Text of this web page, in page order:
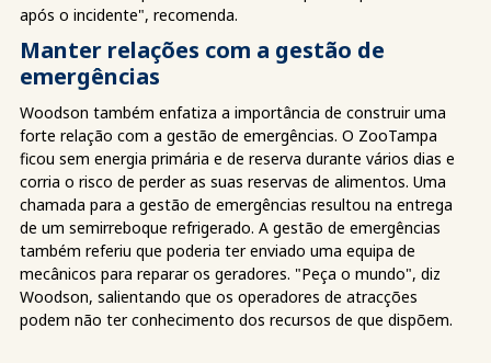
após o incidente", recomenda.
Manter relações com a gestão de
emergências
Woodson também enfatiza a importância de construir uma
forte relação com a gestão de emergências. O ZooTampa
ficou sem energia primária e de reserva durante vários dias e
corria o risco de perder as suas reservas de alimentos. Uma
chamada para a gestão de emergências resultou na entrega
de um semirreboque refrigerado. A gestão de emergências
também referiu que poderia ter enviado uma equipa de
mecânicos para reparar os geradores. "Peça o mundo", diz
Woodson, salientando que os operadores de atracções
podem não ter conhecimento dos recursos de que dispõem.